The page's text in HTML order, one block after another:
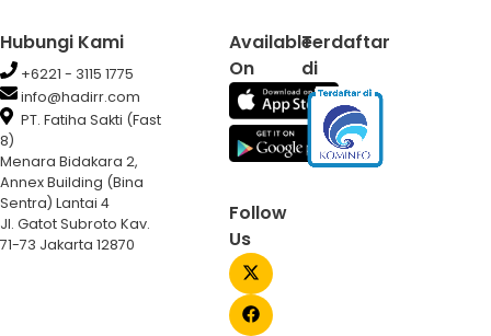
Hubungi Kami
+6221 - 3115 1775
info@hadirr.com
PT. Fatiha Sakti (Fast
8)
Menara Bidakara 2,
Annex Building (Bina
Sentra) Lantai 4
Jl. Gatot Subroto Kav.
71-73 Jakarta 12870
Available
On
Follow
Us
Terdaftar
di